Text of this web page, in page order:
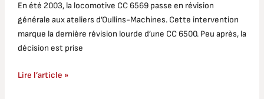
En été 2003, la locomotive CC 6569 passe en révision
générale aux ateliers d’Oullins-Machines. Cette intervention
marque la dernière révision lourde d’une CC 6500. Peu après, la
décision est prise
Lire l’article »